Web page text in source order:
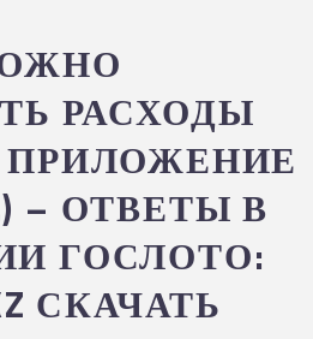
РАСХОДЫ
– ОТВЕТЫ В
ГОСЛОТО:
СКАЧАТЬ